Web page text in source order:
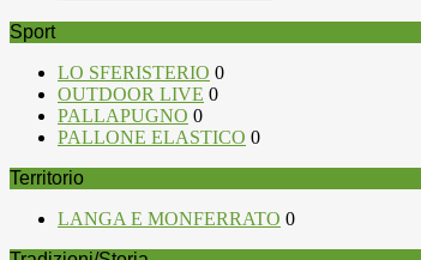
Sport
LO SFERISTERIO 0
OUTDOOR LIVE 0
PALLAPUGNO 0
PALLONE ELASTICO 0
Territorio
LANGA E MONFERRATO 0